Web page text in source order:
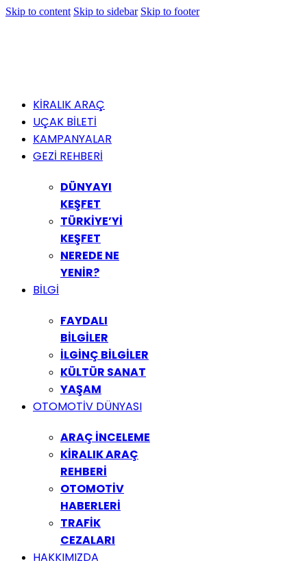
Skip to content Skip to sidebar Skip to footer
KİRALIK ARAÇ
UÇAK BİLETİ
KAMPANYALAR
GEZİ REHBERİ
DÜNYAYI
KEŞFET
TÜRKİYE’Yİ
KEŞFET
NEREDE NE
YENİR?
BİLGİ
FAYDALI
BİLGİLER
İLGİNÇ BİLGİLER
KÜLTÜR SANAT
YAŞAM
OTOMOTİV DÜNYASI
ARAÇ İNCELEME
KİRALIK ARAÇ
REHBERİ
OTOMOTİV
HABERLERİ
TRAFİK
CEZALARI
HAKKIMIZDA